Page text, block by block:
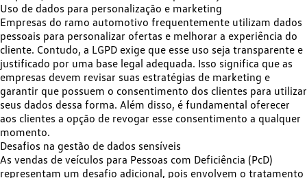
Uso de dados para personalização e marketing
Empresas do ramo automotivo frequentemente utilizam dados
pessoais para personalizar ofertas e melhorar a experiência do
cliente. Contudo, a LGPD exige que esse uso seja transparente e
justificado por uma base legal adequada. Isso significa que as
empresas devem revisar suas estratégias de marketing e
garantir que possuem o consentimento dos clientes para utilizar
seus dados dessa forma. Além disso, é fundamental oferecer
aos clientes a opção de revogar esse consentimento a qualquer
momento.
Desafios na gestão de dados sensíveis
As vendas de veículos para Pessoas com Deficiência (PcD)
representam um desafio adicional, pois envolvem o tratamento